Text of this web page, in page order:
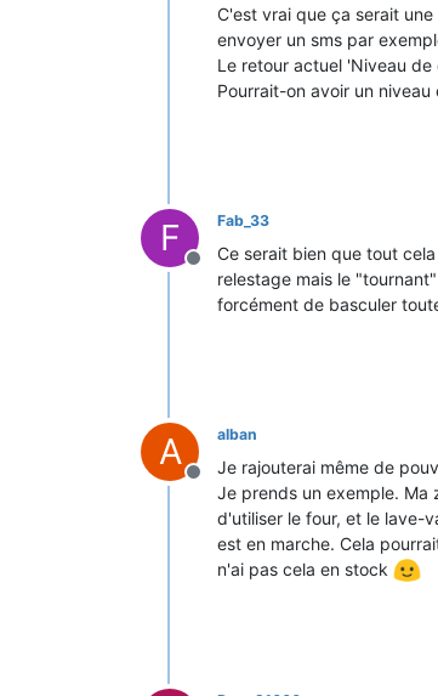
C'est vrai que ça serait
envoyer un sms par
Le retour actuel 'Niveau
Pourrait-on avoir un
F
Offline
Fab_33
Ce serait bien que tout
relestage mais le
forcément de basculer
A
Offline
alban
Je rajouterai même de
Je prends un exemple. Ma
d'utiliser le four, et le lave-
est en marche. Cela
n'ai pas cela en stock